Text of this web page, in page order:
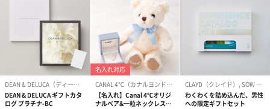
フラワーテディベア
（2,390円）
テディベア（バニラ）
（1,760円）
テディベア（
ル）（1,760円